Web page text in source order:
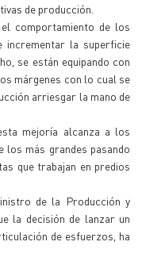
de producción.
comportamiento de los
incrementar la superficie
se están equipando con
márgenes con lo cual se
arriesgar la mano de
mejoría alcanza a los
más grandes pasando
que trabajan en predios
de la Producción y
la decisión de lanzar un
de esfuerzos, ha